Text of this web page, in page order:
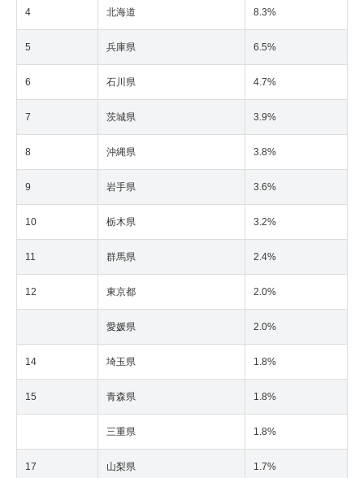
4 北海道 8.3%
5 兵庫県 6.5%
6 石川県 4.7%
7 茨城県 3.9%
8 沖縄県 3.8%
9 岩手県 3.6%
10 栃木県 3.2%
11 群馬県 2.4%
12 東京都 2.0%
愛媛県 2.0%
14 埼玉県 1.8%
15 青森県 1.8%
三重県 1.8%
17 山梨県 1.7%